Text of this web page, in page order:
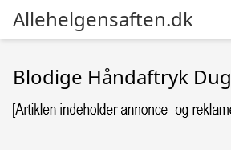
Allehelgensaften.dk
Blodige Håndaftryk Dug